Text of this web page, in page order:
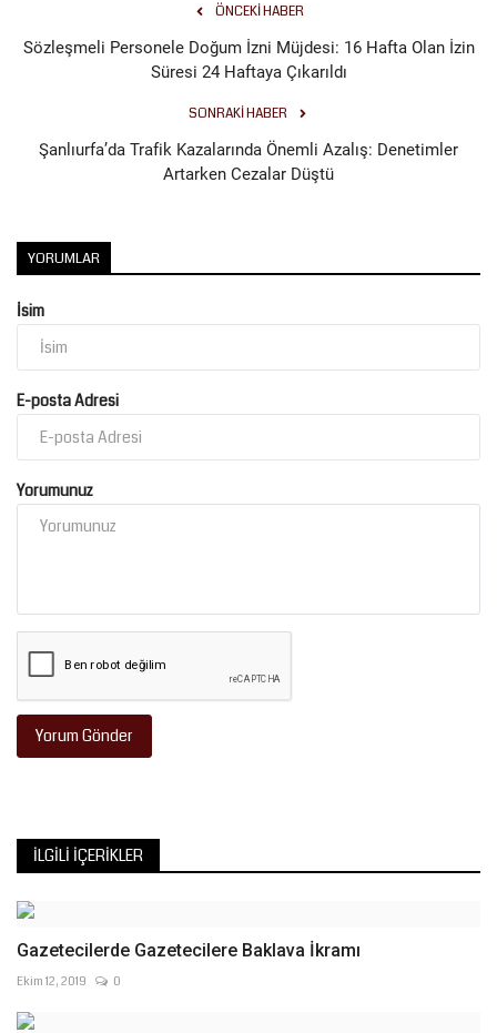
ÖNCEKI HABER
Sözleşmeli Personele Doğum İzni Müjdesi: 16 Hafta Olan İzin
Süresi 24 Haftaya Çıkarıldı
SONRAKI HABER
Şanlıurfa’da Trafik Kazalarında Önemli Azalış: Denetimler
Artarken Cezalar Düştü
YORUMLAR
İsim
E-posta Adresi
Yorumunuz
Yorum Gönder
İLGILI İÇERIKLER
Gazetecilerde Gazetecilere Baklava İkramı
Ekim 12, 2019 0